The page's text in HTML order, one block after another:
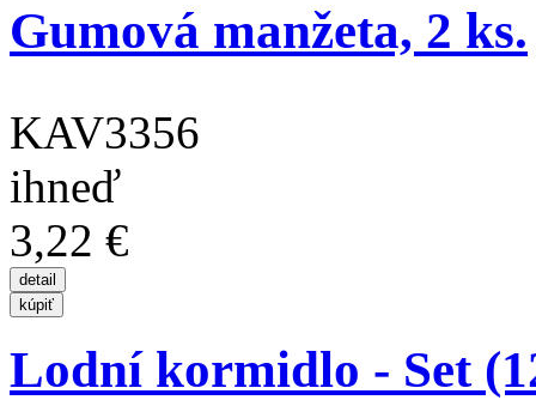
Gumová manžeta, 2 ks.
KAV3356
ihneď
3,22 €
Lodní kormidlo - Set